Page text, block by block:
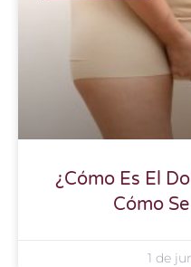
¿Cómo Es El
Cómo
1 de